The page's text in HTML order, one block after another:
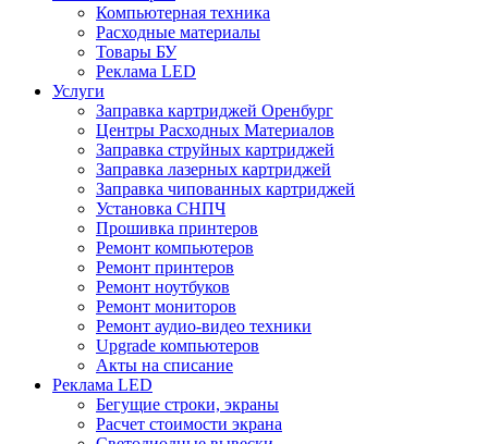
Компьютерная техника
Расходные материалы
Товары БУ
Реклама LED
Услуги
Заправка картриджей Оренбург
Центры Расходных Материалов
Заправка струйных картриджей
Заправка лазерных картриджей
Заправка чипованных картриджей
Установка СНПЧ
Прошивка принтеров
Ремонт компьютеров
Ремонт принтеров
Ремонт ноутбуков
Ремонт мониторов
Ремонт аудио-видео техники
Upgrade компьютеров
Акты на списание
Реклама LED
Бегущие строки, экраны
Расчет стоимости экрана